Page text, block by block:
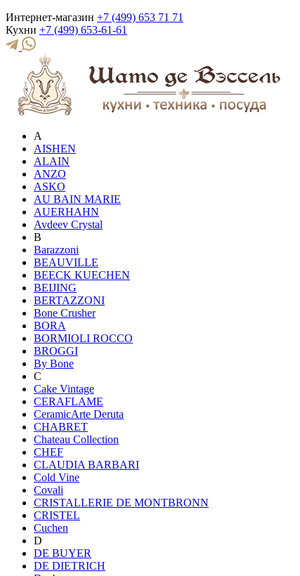
Интернет-магазин +7 (499) 653 71 71
Кухни +7 (499) 653-61-61
A
AISHEN
ALAIN
ANZO
ASKO
AU BAIN MARIE
AUERHAHN
Avdeev Crystal
B
Barazzoni
BEAUVILLE
BEECK KUECHEN
BEIJING
BERTAZZONI
Bone Crusher
BORA
BORMIOLI ROCCO
BROGGI
By Bone
C
Cake Vintage
CERAFLAME
CeramicArte Deruta
CHABRET
Chateau Collection
CHEF
CLAUDIA BARBARI
Cold Vine
Covali
CRISTALLERIE DE MONTBRONN
CRISTEL
Cuchen
D
DE BUYER
DE DIETRICH